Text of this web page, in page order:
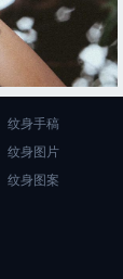
纹身手稿
纹身图片
纹身图案